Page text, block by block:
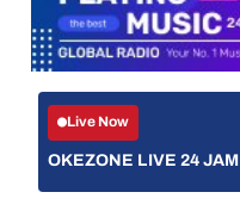
Live Now
OKEZONE LIVE 24 JAM